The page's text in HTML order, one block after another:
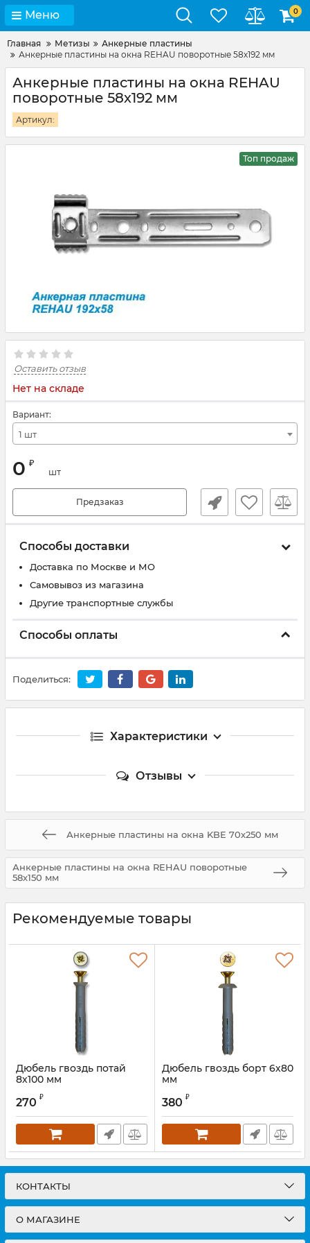
Меню 0
Главная Метизы
Анкерные пластины
Анкерные пластины на окна REHAU поворотные 58х192 мм
Анкерные пластины на окна REHAU
поворотные 58х192 мм
Артикул:
Топ продаж
Оставить отзыв
Нет на складе
Вариант:
1 шт
0 ₽
шт
Предзаказ
Способы доставки
Доставка по Москве и МО
Самовывоз из магазина
Другие транспортные службы
Способы оплаты
Поделиться:
Характеристики
Отзывы
Анкерные пластины на окна KBE 70х250 мм
Анкерные пластины на окна REHAU поворотные
58х150 мм
Рекомендуемые товары
Дюбель гвоздь потай
8х100 мм
270 ₽
Дюбель гвоздь борт 6х80
мм
380 ₽
КОНТАКТЫ
О МАГАЗИНЕ